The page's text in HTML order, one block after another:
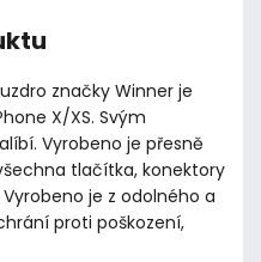
značky Winner je
X/XS. Svým
Vyrobeno je přesně
tlačítka, konektory
je z odolného a
proti poškození,